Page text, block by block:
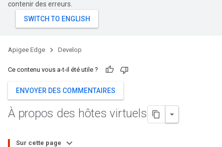
contenir des erreurs.
Apigee Edge Develop
Ce contenu vous a-t-il été utile ?
ENVOYER DES COMMENTAIRES
À propos des hôtes virtuels
Sur cette page